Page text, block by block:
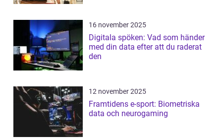
16 november 2025
Digitala spöken: Vad som händer
med din data efter att du raderat
den
12 november 2025
Framtidens e-sport: Biometriska
data och neurogaming